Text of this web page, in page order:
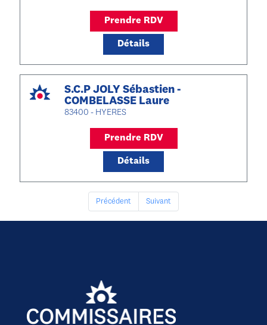
Prendre RDV
Détails
S.C.P JOLY Sébastien -
COMBELASSE Laure
83400 - HYERES
Prendre RDV
Détails
Précédent Suivant